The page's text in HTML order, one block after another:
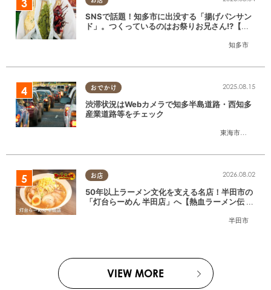
知多市
SNSで話題！知多市に出没する「揚げパンサン
ド」。つくっているのはお祭りお兄さん!?【ち
おでかけ
東海市
,大府市
2025.08.15
渋滞状況はWebカメラで知多半島道路・西知多
産業道路等をチェック
お店
半田市
2026.08.02
50年以上ラーメン文化を支える名店！半田市の
「灯台らーめん 半田店」へ【熱血ラーメン伝 8
VIEW MORE